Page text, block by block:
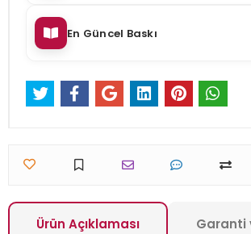
En Güncel Baskı
Ürün Açıklaması Garanti